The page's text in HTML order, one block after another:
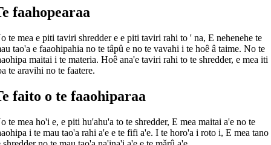
faahopearaa
te mea e piti taviri shredder e e piti taviri rahi to ' na, E nehenehe te
tao'a e faaohipahia no te tâpû e no te vavahi i te hoê â taime. No te
maitai i te materia. Hoê ana'e taviri rahi to te shredder, e mea iti
te aravihi no te faatere.
faito o te faaohiparaa
te mea ho'i e, e piti hu'ahu'a to te shredder, E mea maitai a'e no te
i te mau tao'a rahi a'e e te fifi a'e. I te horo'a i roto i, E mea tano